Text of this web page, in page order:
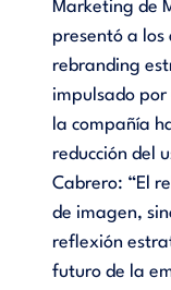
Marketing de
presentó a los
rebranding
impulsado
la compañía
reducción del
Cabrero: “El
de imagen,
reflexión
futuro de la